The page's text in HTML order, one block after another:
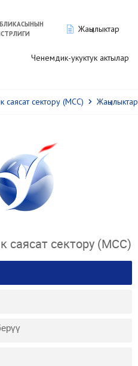
Жаңылыктар
Ченемдик-укуктук актылар
саясат сектору (МСС) Жаңылыктар
сектору (МСС)